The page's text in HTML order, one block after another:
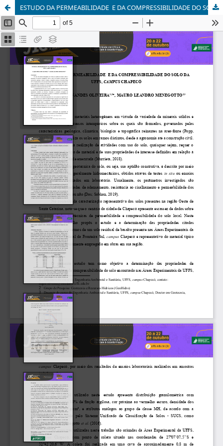
ESTUDO DA PERMEABILIDADE E DA COMPRESSIBILIDADE DO SOLO DA UFFS, CAMPUS CHAPECÓ